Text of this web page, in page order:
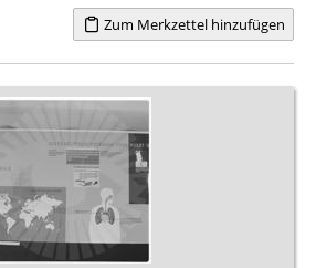
Zum Merkzettel hinzufügen